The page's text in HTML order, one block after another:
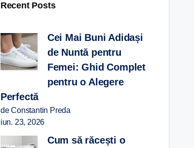
Recent Posts
Cei Mai Buni Adidași
de Nuntă pentru
Femei: Ghid Complet
pentru o Alegere
Perfectă
de Constantin Preda
iun. 23, 2026
Cum să răcești o